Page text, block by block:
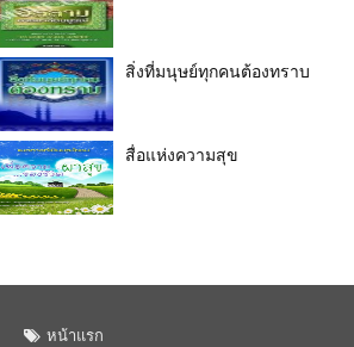
สิ่งที่มนุษย์ทุกคนต้องทราบ
สื่อแห่งความสุข
หน้าแรก